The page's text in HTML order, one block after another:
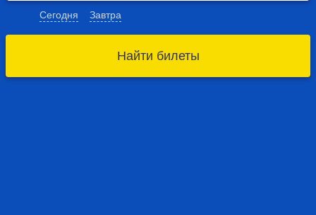
Сегодня Завтра
Найти билеты